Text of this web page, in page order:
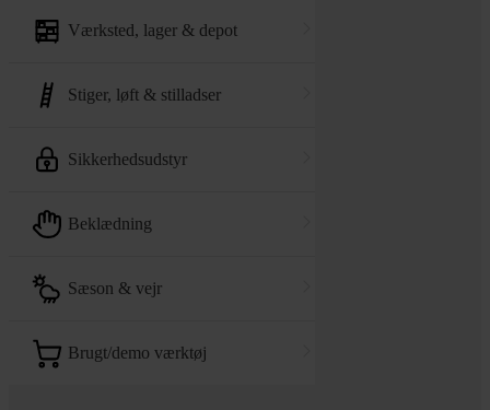
værksted, lager & depot
stiger, løft & stilladser
sikkerhedsudstyr
beklædning
sæson & vejr
brugt/demo værktøj